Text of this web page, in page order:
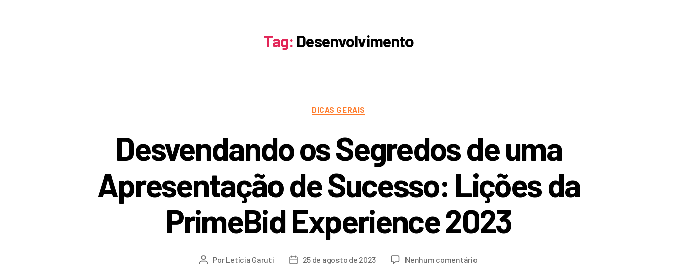
Tag: Desenvolvimento
DICAS GERAIS
Desvendando os Segredos de uma
Apresentação de Sucesso: Lições da
PrimeBid Experience 2023
PorLetícia Garuti 25 de agosto de 2023 Nenhum comentário